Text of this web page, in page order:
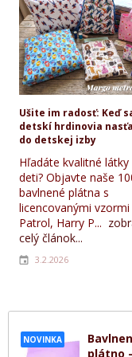
NOVINKA
plátno
Ušite im radosť: Keď
detskí hrdinovia
do detskej izby
Hľadáte kvalitné látky
deti? Objavte naše
bavlnené plátna s
licencovanými
Patrol, Harry P...
celý článok...
3.2.2026